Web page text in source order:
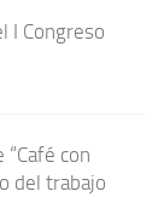
I Congreso
con
del trabajo